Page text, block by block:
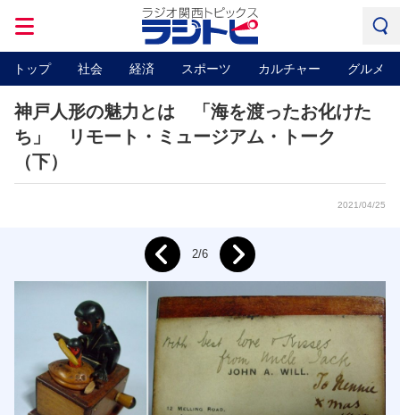
トップ 社会 経済 スポーツ カルチャー グルメ
神戸人形の魅力とは 「海を渡ったお化けた
ち」 リモート・ミュージアム・トーク
（下）
2021/04/25
Prev 2/6 Next